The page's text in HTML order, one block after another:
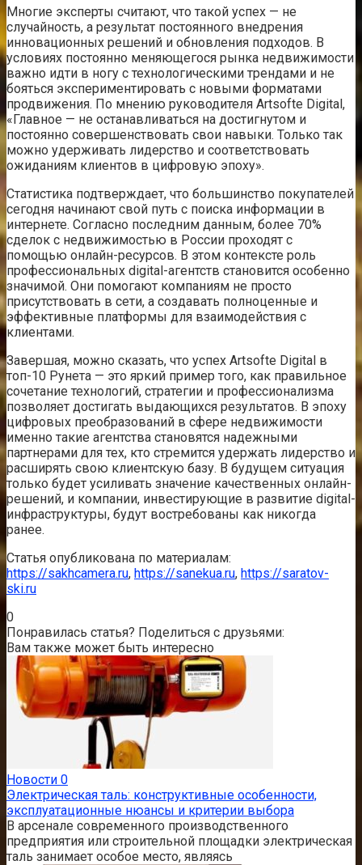
Многие эксперты считают, что такой успех — не
случайность, а результат постоянного внедрения
инновационных решений и обновления подходов. В
условиях постоянно меняющегося рынка недвижимости
важно идти в ногу с технологическими трендами и не
бояться экспериментировать с новыми форматами
продвижения. По мнению руководителя Artsofte Digital,
«Главное — не останавливаться на достигнутом и
постоянно совершенствовать свои навыки. Только так
можно удерживать лидерство и соответствовать
ожиданиям клиентов в цифровую эпоху».
Статистика подтверждает, что большинство покупателей
сегодня начинают свой путь с поиска информации в
интернете. Согласно последним данным, более 70%
сделок с недвижимостью в России проходят с
помощью онлайн-ресурсов. В этом контексте роль
профессиональных digital-агентств становится особенно
значимой. Они помогают компаниям не просто
присутствовать в сети, а создавать полноценные и
эффективные платформы для взаимодействия с
клиентами.
Завершая, можно сказать, что успех Artsofte Digital в
топ-10 Рунета — это яркий пример того, как правильное
сочетание технологий, стратегии и профессионализма
позволяет достигать выдающихся результатов. В эпоху
цифровых преобразований в сфере недвижимости
именно такие агентства становятся надежными
партнерами для тех, кто стремится удержать лидерство и
расширять свою клиентскую базу. В будущем ситуация
только будет усиливать значение качественных онлайн-
решений, и компании, инвестирующие в развитие digital-
инфраструктуры, будут востребованы как никогда
ранее.
Статья опубликована по материалам:
https://sakhcamera.ru, https://sanekua.ru, https://saratov-
ski.ru
0
Понравилась статья? Поделиться с друзьями:
Вам также может быть интересно
Новости 0
Электрическая таль: конструктивные особенности,
эксплуатационные нюансы и критерии выбора
В арсенале современного производственного
предприятия или строительной площадки электрическая
таль занимает особое место, являясь